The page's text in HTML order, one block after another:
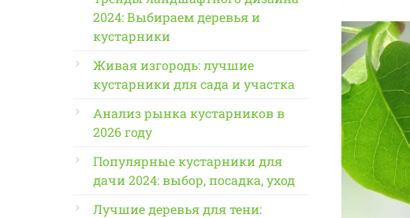
2024: Выбираем деревья и
кустарники
Живая изгородь: лучшие
кустарники для сада и участка
Анализ рынка кустарников в
2026 году
Популярные кустарники для
дачи 2024: выбор, посадка, уход
Лучшие деревья для тени: